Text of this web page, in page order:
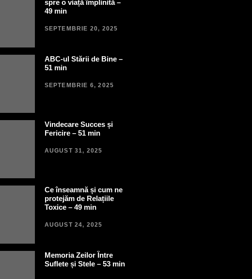
spre o viață împlinită –
49 min
SEPTEMBRIE 20, 2025
ABC-ul Stării de Bine –
51 min
SEPTEMBRIE 6, 2025
Vindecare Succes și
Fericire – 51 min
AUGUST 31, 2025
Ce înseamnă și cum ne
protejăm de Relațiile
Toxice – 49 min
AUGUST 24, 2025
Memoria Zeilor Între
Suflete și Stele – 53 min